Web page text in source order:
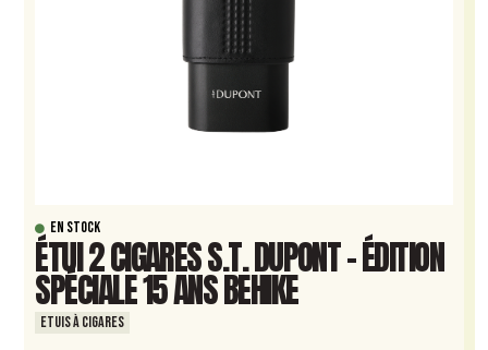
EN STOCK
ÉTUI 2 CIGARES S.T. DUPONT – ÉDITION
SPÉCIALE 15 ANS BEHIKE
ETUIS À CIGARES